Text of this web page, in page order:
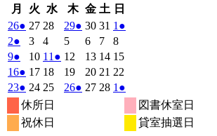
月
月
曜
日
火 火
曜
日
水
曜
日
木木
曜
日
金金
曜
日
土 土
曜
日
日
曜
262026
年
月
26
日
● (1
件
の
イ
ベ
ン
ト)
272026
年
1
月
27
日
282026
1
月
日
292026
年
29
日
● (1
件
の
イ
ベ
302026
年
1
月
30
日
31 2026
年
1
月
31
日
1 2026
2
月
1
日
●
ン
ト)
22026
年
2
月
2
日
●
件
の
イ
ベ
ン
ト)
32026
年
2
月
3
日
42026
年
2
月
4
日
52026
年
2
月
5
62026
年
2
月
6
72026
年
2
月
7
82026
年
2
8
92026
年
2
月
日
●
件
の
イ
ベ
ン
102026
年
2
10
日
11 2026
月
● (1
件
の
12 2026
年
2
月
132026
年
2
142026
年
2
月
152026
月
162026
年
2
月
16
● (1
件
の
イ
ベ
172026
年
2
月
17
182026
192026
年
202026
年
21 2026
年
22
年
2
月
232026
年
2
月
● (1
件
の
イ
242026
年
2
月
252026
262026
● (1
272026
282026
1 2026
年
●
件
の
イ
休所日
図書休室日
祝休日
貸室抽選日